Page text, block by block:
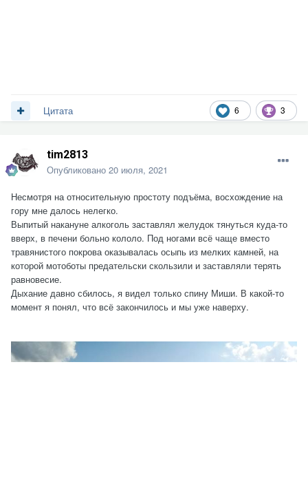
6 3
Цитата
tim2813
Опубликовано 20 июля, 2021
Несмотря на относительную простоту подъёма, восхождение на
гору мне далось нелегко.
Выпитый накануне алкоголь заставлял желудок тянуться куда-то
вверх, в печени больно кололо. Под ногами всё чаще вместо
травянистого покрова оказывалась осыпь из мелких камней, на
которой мотоботы предательски скользили и заставляли терять
равновесие.
Дыхание давно сбилось, я видел только спину Миши. В какой-то
момент я понял, что всё закончилось и мы уже наверху.